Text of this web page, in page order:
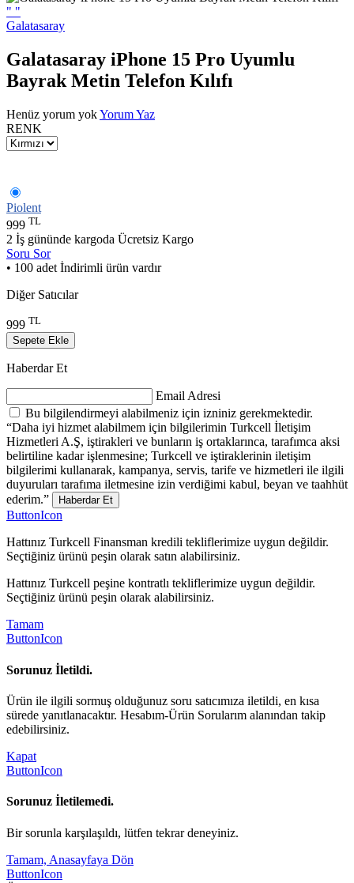
" "
Galatasaray
Galatasaray iPhone 15 Pro Uyumlu
Bayrak Metin Telefon Kılıfı
Henüz yorum yokYorum Yaz
RENK
Piolent
999 TL
2 İş gününde kargoda Ücretsiz Kargo
Soru Sor
• 100 adet İndirimli ürün vardır
Diğer Satıcılar
999 TL
Sepete Ekle
Haberdar Et
Email Adresi
Bu bilgilendirmeyi alabilmeniz için izniniz gerekmektedir.
“Daha iyi hizmet alabilmem için bilgilerimin Turkcell İletişim
Hizmetleri A.Ş, iştirakleri ve bunların iş ortaklarınca, tarafımca aksi
belirtiline kadar işlenmesine; Turkcell ve iştiraklerinin iletişim
bilgilerimi kullanarak, kampanya, servis, tarife ve hizmetleri ile ilgili
duyuruları tarafıma iletmesine izin verdiğimi kabul, beyan ve taahhüt
ederim.”
Haberdar Et
ButtonIcon
Hattınız Turkcell Finansman kredili tekliflerimize uygun değildir.
Seçtiğiniz ürünü peşin olarak satın alabilirsiniz.
Hattınız Turkcell peşine kontratlı tekliflerimize uygun değildir.
Seçtiğiniz ürünü peşin olarak alabilirsiniz.
Tamam
ButtonIcon
Sorunuz İletildi.
Ürün ile ilgili sormuş olduğunuz soru satıcımıza iletildi, en kısa
sürede yanıtlanacaktır. Hesabım-Ürün Sorularım alanından takip
edebilirsiniz.
Kapat
ButtonIcon
Sorunuz İletilemedi.
Bir sorunla karşılaşıldı, lütfen tekrar deneyiniz.
Tamam, Anasayfaya Dön
ButtonIcon